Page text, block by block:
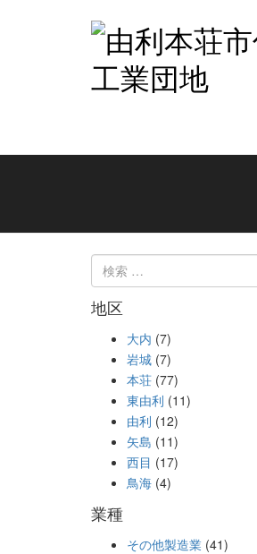
検
索:
地区
大内 (7)
岩城 (7)
本荘 (77)
東由利 (11)
由利 (12)
矢島 (11)
西目 (17)
鳥海 (4)
業種
その他製造業 (41)